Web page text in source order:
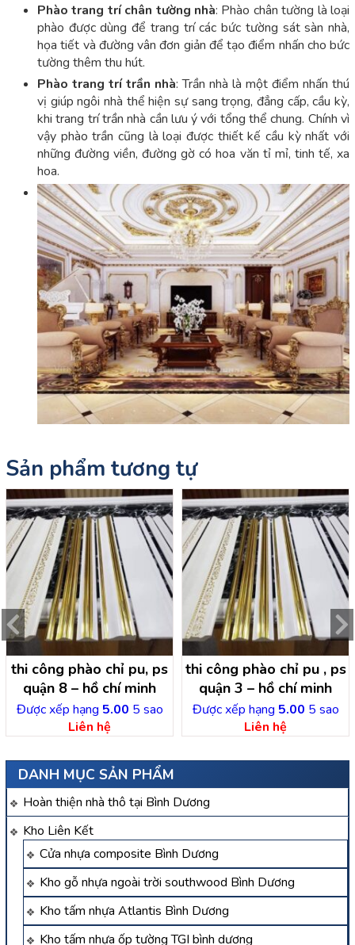
DANH MỤC SẢN PHẨM
Hoàn thiện nhà thô tại Bình Dương
Kho Liên Kết
Cửa nhựa composite Bình Dương
Kho gỗ nhựa ngoài trời southwood Bình Dương
Kho tấm nhựa Atlantis Bình Dương
Kho tấm nhựa ốp tường TGI bình dương
Phào trang trí chân tường nhà: Phào chân tường là loại
phào được dùng để trang trí các bức tường sát sàn nhà,
họa tiết và đường vân đơn giản để tạo điểm nhấn cho bức
tường thêm thu hút.
Phào trang trí trần nhà: Trần nhà là một điểm nhấn thú
vị giúp ngôi nhà thể hiện sự sang trọng, đẳng cấp, cầu kỳ,
khi trang trí trần nhà cần lưu ý với tổng thể chung. Chính vì
vậy phào trần cũng là loại được thiết kế cầu kỳ nhất với
những đường viền, đường gờ có hoa văn tỉ mỉ, tinh tế, xa
hoa.
Sản phẩm tương tự
thi công phào chỉ pu, ps
quận 8 – hồ chí minh
Được xếp hạng 5.00 5 sao
Liên hệ
thi công phào chỉ pu , ps
quận 3 – hồ chí minh
Được xếp hạng 5.00 5 sao
Liên hệ